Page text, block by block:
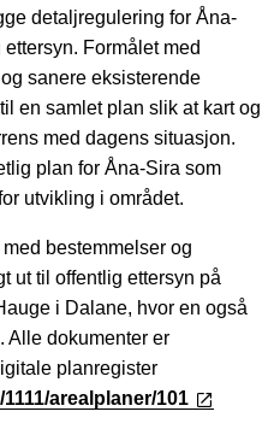
detaljregulering for Åna-
Formålet med
sanere eksisterende
en samlet plan slik at kart og
med dagens situasjon.
plan for Åna-Sira som
utvikling i området.
bestemmelser og
ut til offentlig ettersyn på
i Dalane, hvor en også
Alle dokumenter er
planregister
arealplaner/101